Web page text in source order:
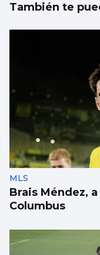
También te
MLS
Brais Méndez,
Columbus